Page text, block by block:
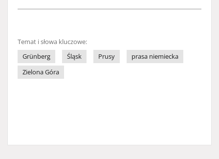
Temat i słowa kluczowe:
Grünberg
Śląsk Prusy
prasa niemiecka
Zielona Góra